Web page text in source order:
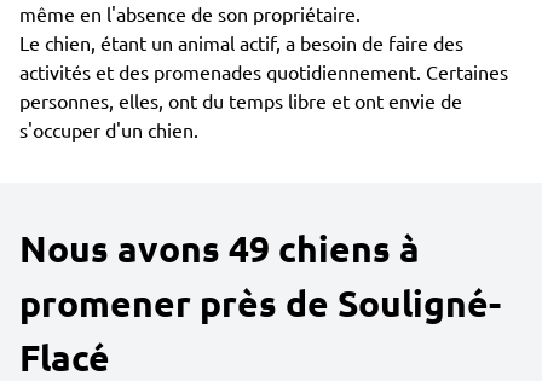
même en l'absence de son propriétaire.
Le chien, étant un animal actif, a besoin de faire des
activités et des promenades quotidiennement. Certaines
personnes, elles, ont du temps libre et ont envie de
s'occuper d'un chien.
Nous avons 49 chiens à
promener près de Souligné-
Flacé